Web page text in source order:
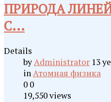
ПРИРОДА
С...
Details
byAdministrator 13
inАтомная физика
0 0
19,550 views